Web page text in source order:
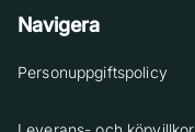
Navigera
Personuppgiftspolicy